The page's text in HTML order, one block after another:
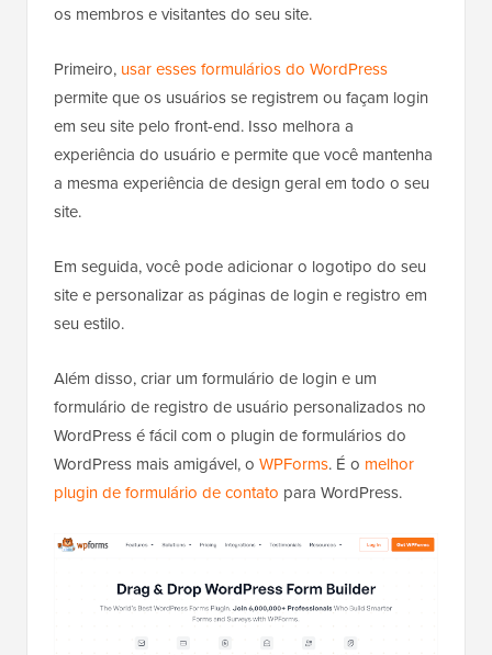
os membros e visitantes do seu site.
Primeiro, usar esses formulários do WordPress
permite que os usuários se registrem ou façam login
em seu site pelo front-end. Isso melhora a
experiência do usuário e permite que você mantenha
a mesma experiência de design geral em todo o seu
site.
Em seguida, você pode adicionar o logotipo do seu
site e personalizar as páginas de login e registro em
seu estilo.
Além disso, criar um formulário de login e um
formulário de registro de usuário personalizados no
WordPress é fácil com o plugin de formulários do
WordPress mais amigável, o WPForms. É o melhor
plugin de formulário de contato para WordPress.